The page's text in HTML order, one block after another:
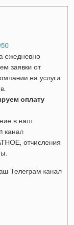
ежедневно
заявки от
на услуги
оплату
в наш
канал
отчисления
Телеграм канал